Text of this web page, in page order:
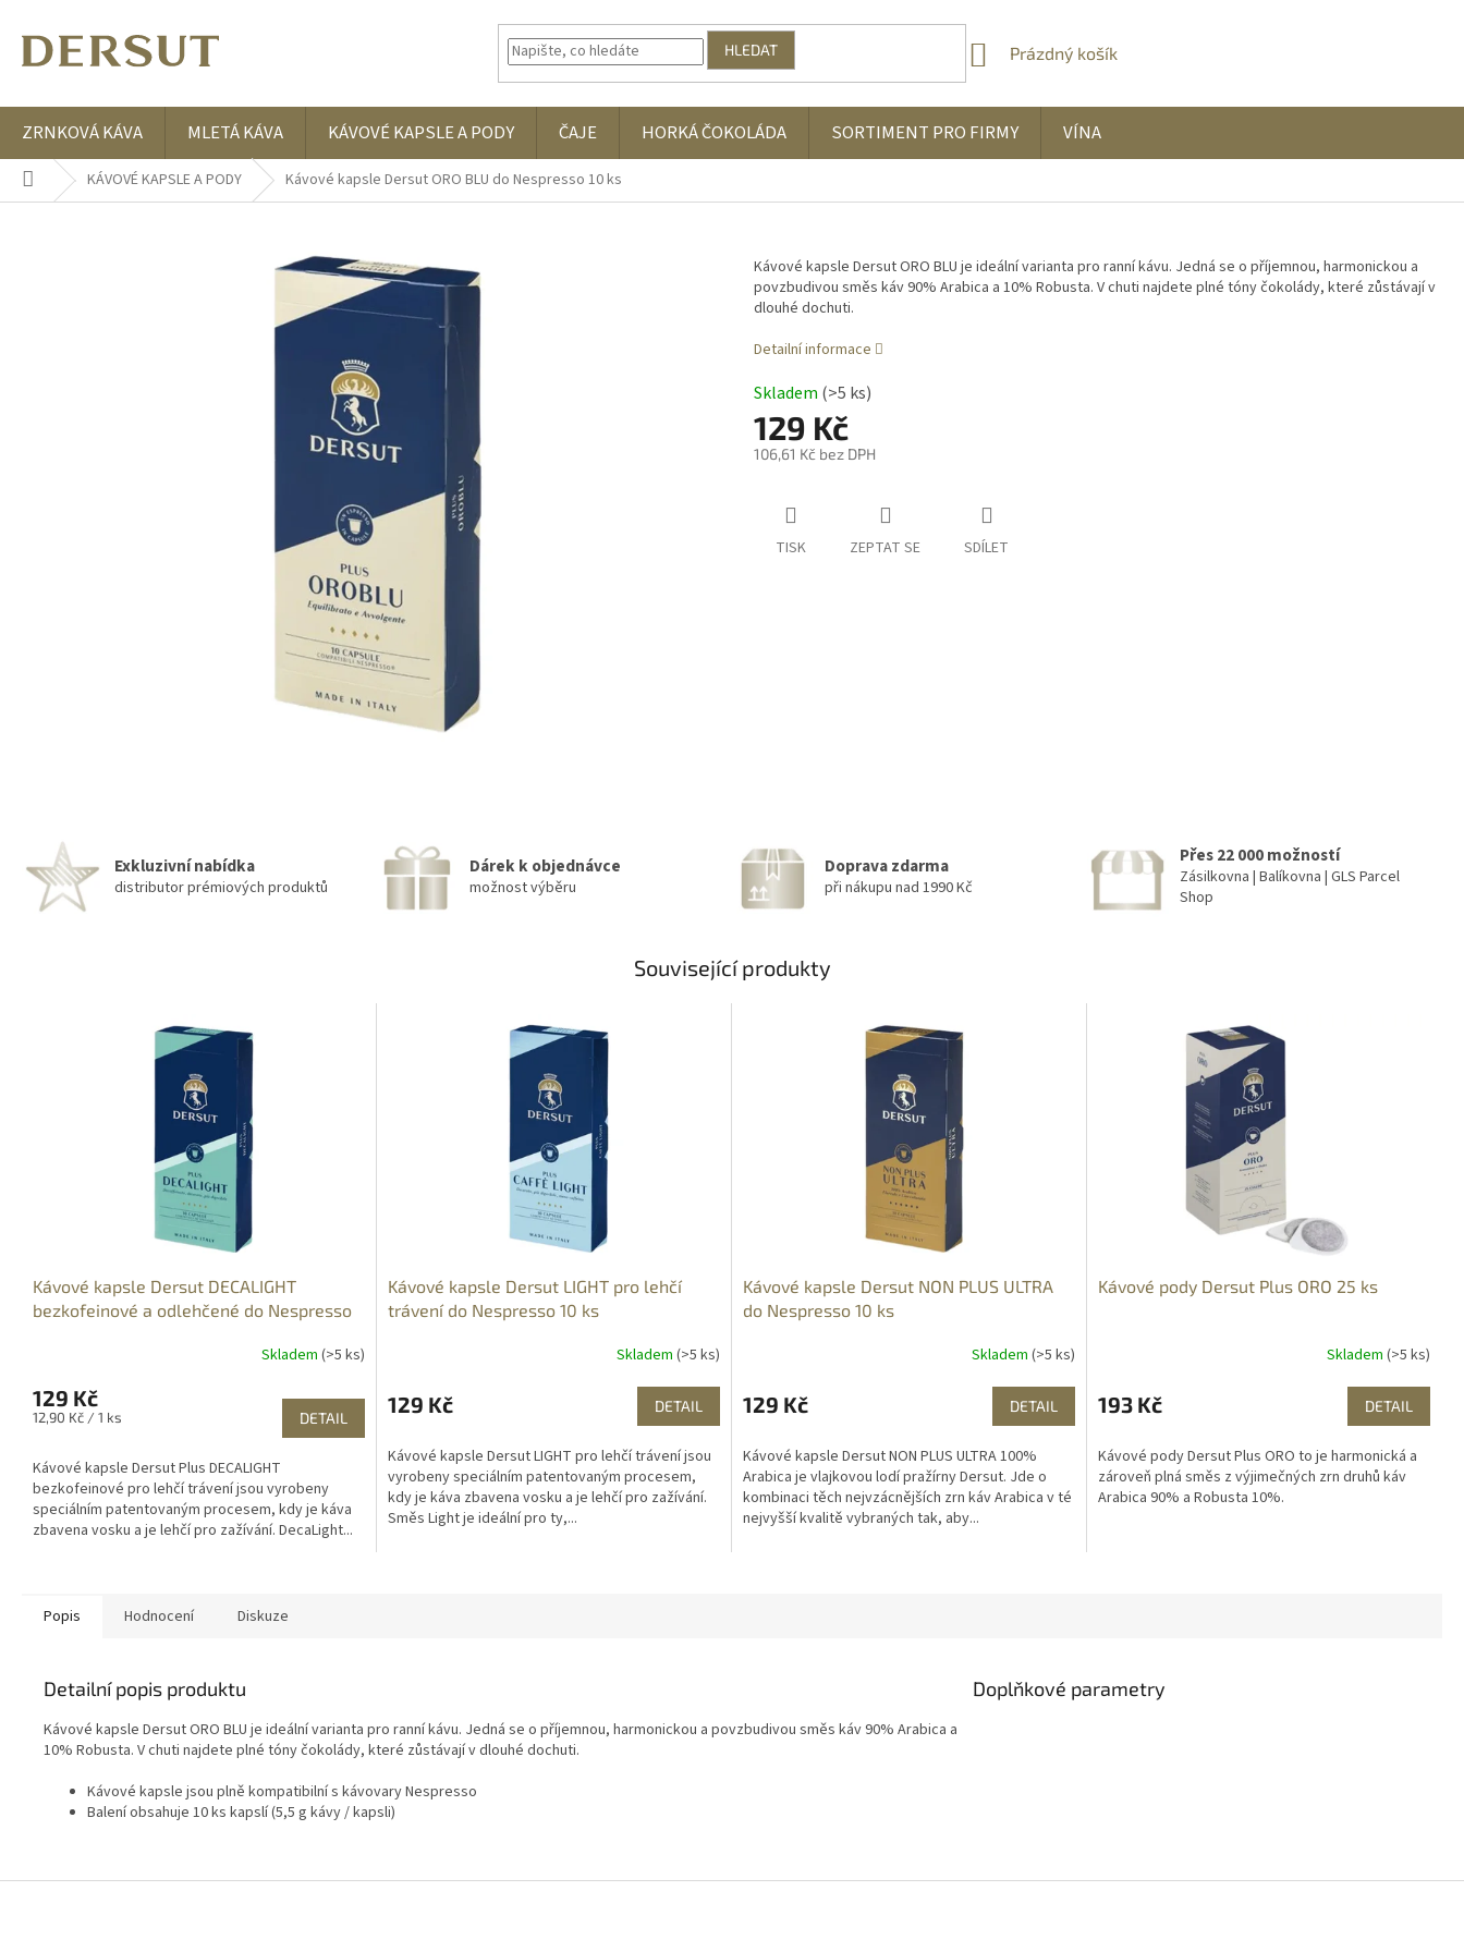
HLEDAT
NÁKUPNÍ
Prázdný košík
ZRNKOVÁ KÁVA MLETÁ KÁVA KÁVOVÉ KAPSLE A PODY ČAJE HORKÁ ČOKOLÁDA SORTIMENT PRO FIRMY VÍNA
Domů KÁVOVÉ KAPSLE A PODY Kávové kapsle Dersut ORO BLU do Nespresso 10 ks
129 Kč
106,61 Kč bez DPH
Skladem (>5 ks)
Kávové kapsle Dersut ORO BLU je ideální varianta pro ranní kávu. Jedná se o příjemnou, harmonickou a
povzbudivou směs káv 90% Arabica a 10% Robusta. V chuti najdete plné tóny čokolády, které zůstávají v
dlouhé dochuti.
Detailní informace
TISK ZEPTAT SE SDÍLET
Exkluzivní nabídka
distributor prémiových produktů
Dárek k objednávce
možnost výběru
Doprava zdarma
při nákupu nad 1990 Kč
Přes 22 000 možností
Zásilkovna | Balíkovna | GLS Parcel
Shop
Související produkty
Kávové kapsle Dersut DECALIGHT
bezkofeinové a odlehčené do Nespresso
Skladem (>5 ks)
129 Kč
Měrná
12,90 Kč / 1 ks DETAIL
Kávové kapsle Dersut Plus DECALIGHT
bezkofeinové pro lehčí trávení jsou vyrobeny
speciálním patentovaným procesem, kdy je káva
zbavena vosku a je lehčí pro zažívání. DecaLight...
Kávové kapsle Dersut LIGHT pro lehčí
trávení do Nespresso 10 ks
Skladem (>5 ks)
129 Kč DETAIL
Kávové kapsle Dersut LIGHT pro lehčí trávení jsou
vyrobeny speciálním patentovaným procesem,
kdy je káva zbavena vosku a je lehčí pro zažívání.
Směs Light je ideální pro ty,...
Kávové kapsle Dersut NON PLUS ULTRA
do Nespresso 10 ks
Skladem (>5 ks)
129 Kč DETAIL
Kávové kapsle Dersut NON PLUS ULTRA 100%
Arabica je vlajkovou lodí pražírny Dersut. Jde o
kombinaci těch nejvzácnějších zrn káv Arabica v té
nejvyšší kvalitě vybraných tak, aby...
Kávové pody Dersut Plus ORO 25 ks
Skladem (>5 ks)
193 Kč DETAIL
Kávové pody Dersut Plus ORO to je harmonická a
zároveň plná směs z výjimečných zrn druhů káv
Arabica 90% a Robusta 10%.
Popis Hodnocení Diskuze
Detailní popis produktu
Kávové kapsle Dersut ORO BLU je ideální varianta pro ranní kávu. Jedná se o příjemnou, harmonickou a povzbudivou směs káv 90% Arabica a
10% Robusta. V chuti najdete plné tóny čokolády, které zůstávají v dlouhé dochuti.
Kávové kapsle jsou plně kompatibilní s kávovary Nespresso
Balení obsahuje 10 ks kapslí (5,5 g kávy / kapsli)
Doplňkové parametry